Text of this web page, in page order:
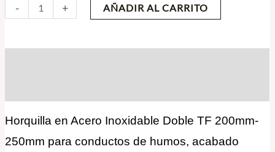
- + AÑADIR AL CARRITO
Horquilla en Acero Inoxidable Doble TF 200mm-
250mm para conductos de humos, acabado